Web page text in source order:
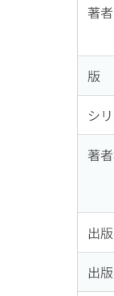
著
版
シ
著
出
出